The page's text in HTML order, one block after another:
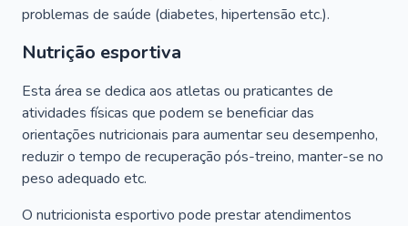
problemas de saúde (diabetes, hipertensão etc.).
Nutrição esportiva
Esta área se dedica aos atletas ou praticantes de
atividades físicas que podem se beneficiar das
orientações nutricionais para aumentar seu desempenho,
reduzir o tempo de recuperação pós-treino, manter-se no
peso adequado etc.
O nutricionista esportivo pode prestar atendimentos